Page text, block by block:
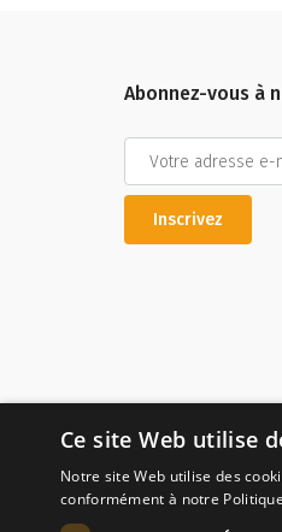
Abonnez-vous à
Inscrivez
Ce site Web utilise
Notre site Web utilise des
conformément à notre